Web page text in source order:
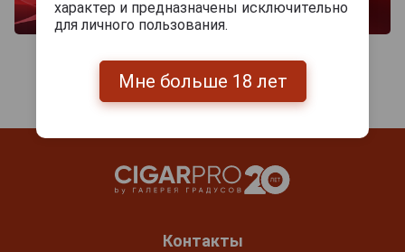
Контакты
характер и предназначены исключительно
для личного пользования.
Мне больше 18 лет